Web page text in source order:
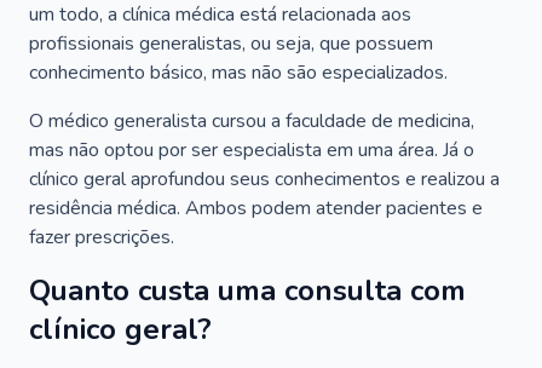
um todo, a clínica médica está relacionada aos
profissionais generalistas, ou seja, que possuem
conhecimento básico, mas não são especializados.
O médico generalista cursou a faculdade de medicina,
mas não optou por ser especialista em uma área. Já o
clínico geral aprofundou seus conhecimentos e realizou a
residência médica. Ambos podem atender pacientes e
fazer prescrições.
Quanto custa uma consulta com
clínico geral?